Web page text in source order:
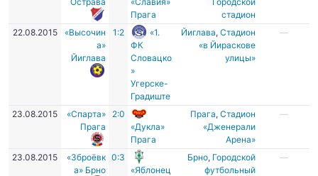
Прага
стадион
22.08.2015
«Высочин
а»
Йиглава
1:2
«1.
ФК
Словацко
»
Угерске-
Градиште
Йиглава,Стадион
«в Йираскове
улицы»
—
23.08.2015
«Спарта»
Прага
2:0
«Дукла»
Прага
Прага,Стадион
«Дженерали
Арена»
—
23.08.2015
«Зброёвк
а» Брно
0:3
«Яблонец
Брно, Городской
футбольный
—